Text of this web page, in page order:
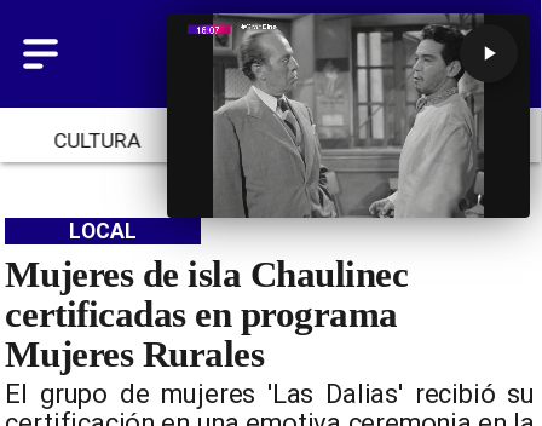
CULTURA TENDENCIAS INICIO
Mujeres de isla Chaulinec
certificadas en programa
Mujeres Rurales
El grupo de mujeres 'Las Dalias' recibió su
LOCAL